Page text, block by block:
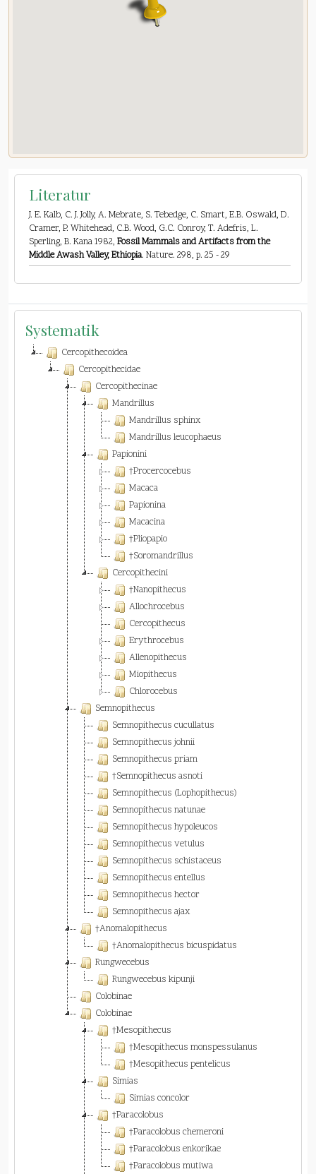
Literatur
J. E. Kalb, C. J. Jolly, A. Mebrate, S. Tebedge, C. Smart, E.B. Oswald, D.
Cramer, P. Whitehead, C.B. Wood, G.C. Conroy, T. Adefris, L.
Sperling, B. Kana 1982, Fossil Mammals and Artifacts from the
Middle Awash Valley, Ethiopia. Nature. 298, p. 25 - 29
Systematik
Cercopithecoidea
Cercopithecidae
Cercopithecinae
Mandrillus
Mandrillus sphinx
Mandrillus leucophaeus
Papionini
†Procercocebus
Macaca
Papionina
Macacina
†Pliopapio
†Soromandrillus
Cercopithecini
†Nanopithecus
Allochrocebus
Cercopithecus
Erythrocebus
Allenopithecus
Miopithecus
Chlorocebus
Semnopithecus
Semnopithecus cucullatus
Semnopithecus johnii
Semnopithecus priam
†Semnopithecus asnoti
Semnopithecus (Lophopithecus)
Semnopithecus natunae
Semnopithecus hypoleucos
Semnopithecus vetulus
Semnopithecus schistaceus
Semnopithecus entellus
Semnopithecus hector
Semnopithecus ajax
†Anomalopithecus
†Anomalopithecus bicuspidatus
Rungwecebus
Rungwecebus kipunji
Colobinae
Colobinae
†Mesopithecus
†Mesopithecus monspessulanus
†Mesopithecus pentelicus
Simias
Simias concolor
†Paracolobus
†Paracolobus chemeroni
†Paracolobus enkorikae
†Paracolobus mutiwa